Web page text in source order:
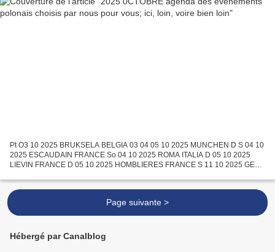
Pt O3 10 2025 BRUKSELA BELGIA 03 04 05 10 2025 MUNCHEN D S 04 10
2025 ESCAUDAIN FRANCE So 04 10 2025 ROMA ITALIA D 05 10 2025
LIEVIN FRANCE D 05 10 2025 HOMBLIERES FRANCE S 11 10 2025 GENT
FRANCE...
Page suivante >
Hébergé par Canalblog